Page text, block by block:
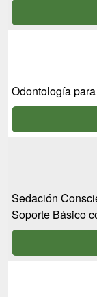
Odontología
Sedación
Soporte Básico